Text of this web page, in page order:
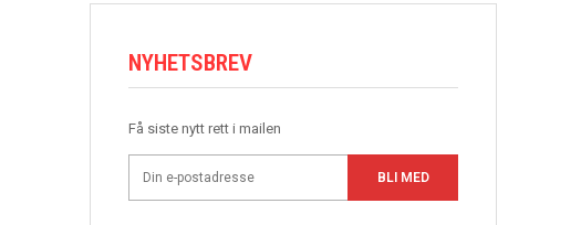
NYHETSBREV
Få siste nytt rett i mailen
BLI MED